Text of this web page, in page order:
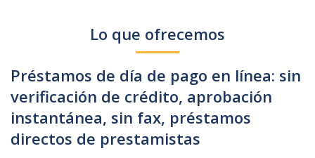
Lo que ofrecemos
Préstamos de día de pago en línea: sin
verificación de crédito, aprobación
instantánea, sin fax, préstamos
directos de prestamistas